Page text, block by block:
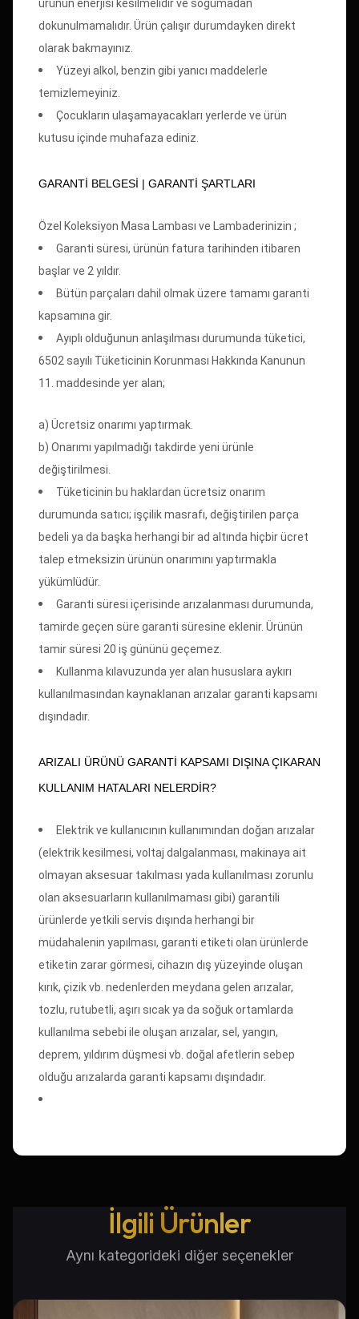
ürünün enerjisi kesilmelidir ve soğumadan
dokunulmamalıdır. Ürün çalışır durumdayken direkt
olarak bakmayınız.
Yüzeyi alkol, benzin gibi yanıcı maddelerle
temizlemeyiniz.
Çocukların ulaşamayacakları yerlerde ve ürün
kutusu içinde muhafaza ediniz.
GARANTİ BELGESİ | GARANTİ ŞARTLARI
Özel Koleksiyon Masa Lambası ve Lambaderinizin ;
Garanti süresi, ürünün fatura tarihinden itibaren
başlar ve 2 yıldır.
Bütün parçaları dahil olmak üzere tamamı garanti
kapsamına gir.
Ayıplı olduğunun anlaşılması durumunda tüketici,
6502 sayılı Tüketicinin Korunması Hakkında Kanunun
11. maddesinde yer alan;
a) Ücretsiz onarımı yaptırmak.
b) Onarımı yapılmadığı takdirde yeni ürünle
değiştirilmesi.
Tüketicinin bu haklardan ücretsiz onarım
durumunda satıcı; işçilik masrafı, değiştirilen parça
bedeli ya da başka herhangi bir ad altında hiçbir ücret
talep etmeksizin ürünün onarımını yaptırmakla
yükümlüdür.
Garanti süresi içerisinde arızalanması durumunda,
tamirde geçen süre garanti süresine eklenir. Ürünün
tamir süresi 20 iş gününü geçemez.
Kullanma kılavuzunda yer alan hususlara aykırı
kullanılmasından kaynaklanan arızalar garanti kapsamı
dışındadır.
ARIZALI ÜRÜNÜ GARANTİ KAPSAMI DIŞINA ÇIKARAN
KULLANIM HATALARI NELERDİR?
Elektrik ve kullanıcının kullanımından doğan arızalar
(elektrik kesilmesi, voltaj dalgalanması, makinaya ait
olmayan aksesuar takılması yada kullanılması zorunlu
olan aksesuarların kullanılmaması gibi) garantili
ürünlerde yetkili servis dışında herhangi bir
müdahalenin yapılması, garanti etiketi olan ürünlerde
etiketin zarar görmesi, cihazın dış yüzeyinde oluşan
kırık, çizik vb. nedenlerden meydana gelen arızalar,
tozlu, rutubetli, aşırı sıcak ya da soğuk ortamlarda
kullanılma sebebi ile oluşan arızalar, sel, yangın,
deprem, yıldırım düşmesi vb. doğal afetlerin sebep
olduğu arızalarda garanti kapsamı dışındadır.
İlgili Ürünler
Aynı kategorideki diğer seçenekler